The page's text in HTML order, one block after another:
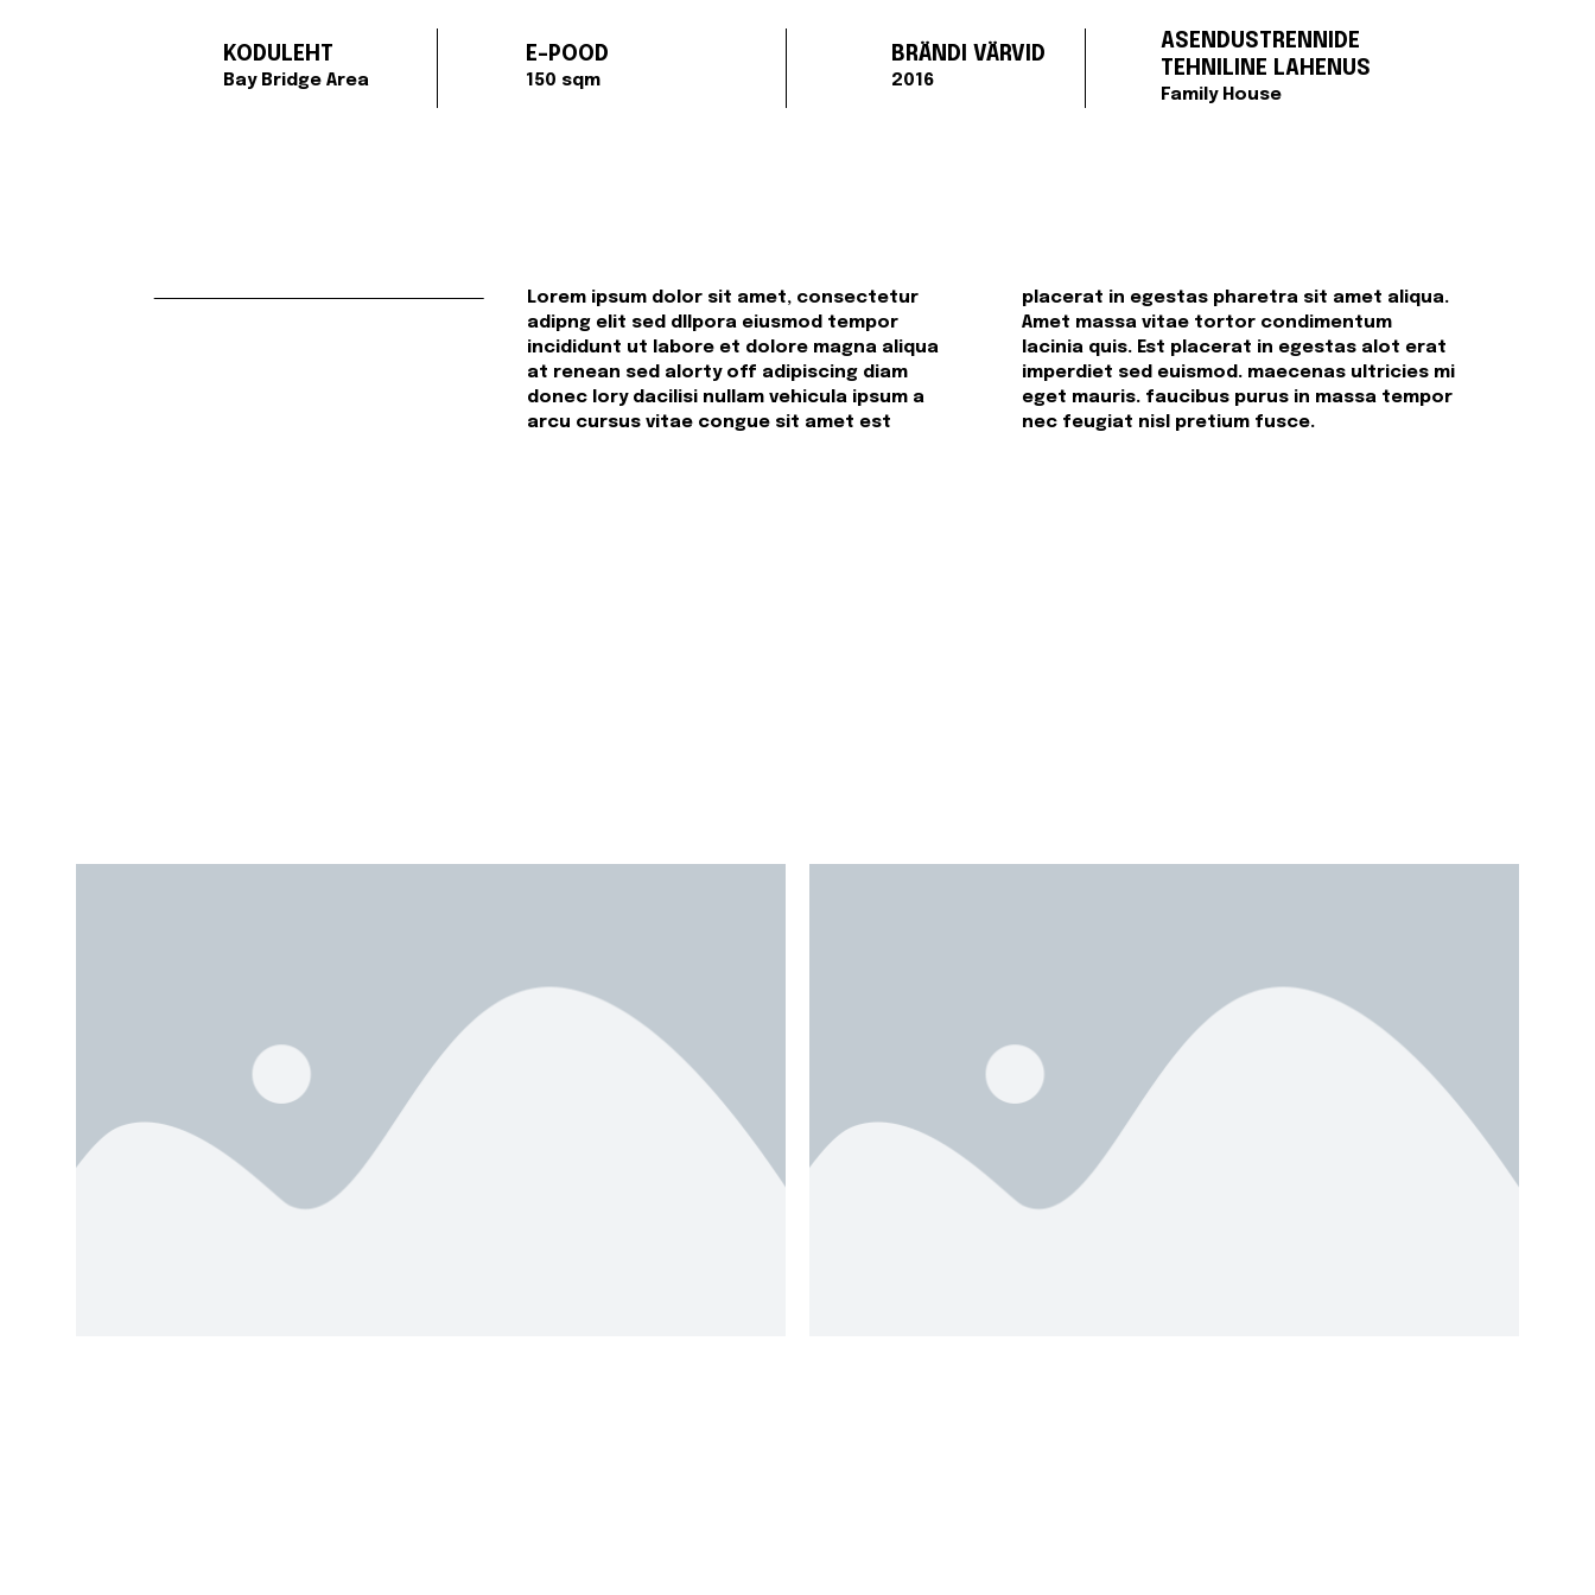
KODULEHT
Bay Bridge Area
E-POOD
150 sqm
BRÄNDI VÄRVID
2016
ASENDUSTRENNIDE
TEHNILINE LAHENUS
Family House
Lorem ipsum dolor sit amet, consectetur
adipng elit sed dllpora eiusmod tempor
incididunt ut labore et dolore magna aliqua
at renean sed alorty off adipiscing diam
donec lory dacilisi nullam vehicula ipsum a
arcu cursus vitae congue sit amet est
placerat in egestas pharetra sit amet aliqua.
Amet massa vitae tortor condimentum
lacinia quis. Est placerat in egestas alot erat
imperdiet sed euismod. maecenas ultricies mi
eget mauris. faucibus purus in massa tempor
nec feugiat nisl pretium fusce.